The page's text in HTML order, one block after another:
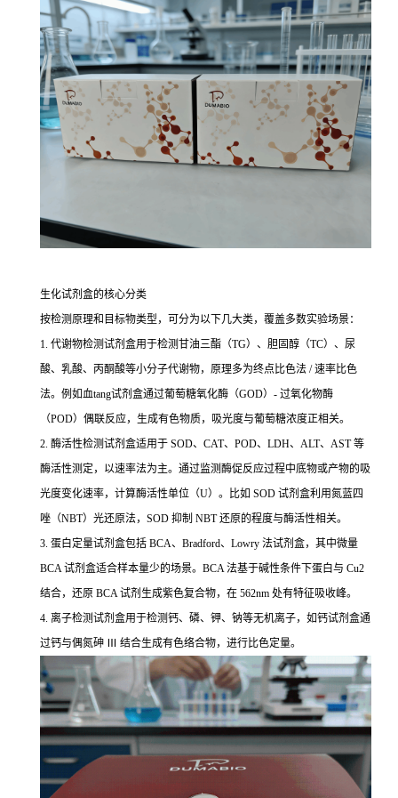
生化试剂盒的核心分类
按检测原理和目标物类型，可分为以下几大类，覆盖多数实验场景：
1. 代谢物检测试剂盒用于检测甘油三酯（TG）、胆固醇（TC）、尿
酸、乳酸、丙酮酸等小分子代谢物，原理多为终点比色法 / 速率比色
法。例如血tang试剂盒通过葡萄糖氧化酶（GOD）- 过氧化物酶
（POD）偶联反应，生成有色物质，吸光度与葡萄糖浓度正相关。
2. 酶活性检测试剂盒适用于 SOD、CAT、POD、LDH、ALT、AST 等
酶活性测定，以速率法为主。通过监测酶促反应过程中底物或产物的吸
光度变化速率，计算酶活性单位（U）。比如 SOD 试剂盒利用氮蓝四
唑（NBT）光还原法，SOD 抑制 NBT 还原的程度与酶活性相关。
3. 蛋白定量试剂盒包括 BCA、Bradford、Lowry 法试剂盒，其中微量
BCA 试剂盒适合样本量少的场景。BCA 法基于碱性条件下蛋白与 Cu2
结合，还原 BCA 试剂生成紫色复合物，在 562nm 处有特征吸收峰。
4. 离子检测试剂盒用于检测钙、磷、钾、钠等无机离子，如钙试剂盒通
过钙与偶氮砷 Ⅲ 结合生成有色络合物，进行比色定量。